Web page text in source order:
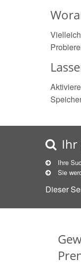
Ihr
Ihre
Sie
Dieser